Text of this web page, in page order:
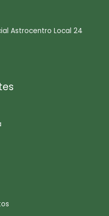
Astrocentro Local 24